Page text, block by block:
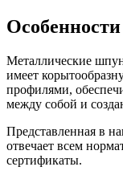
Металлические
имеет
профилями,
между собой и
Представленная в
отвечает всем
сертификаты.